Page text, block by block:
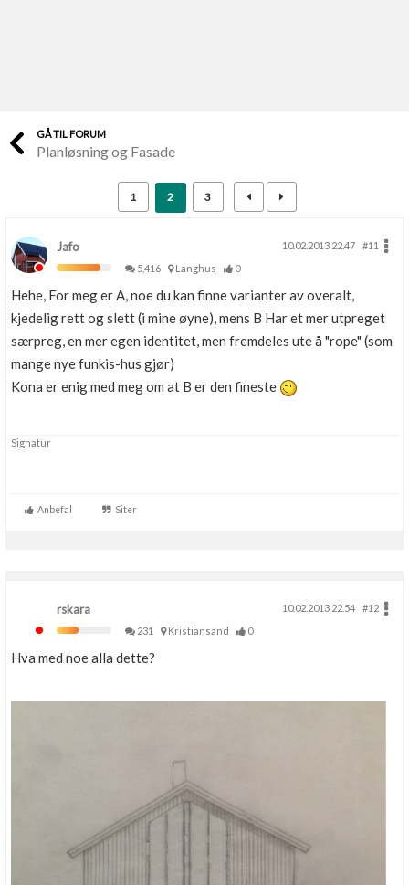
Finn håndverkere
Skaff dokumentasjon som mangler
Kundeservice
Få svar på det du lurer på
Kom i gang med Boligmappa
Se din bolig? Klikk her
Få mer ut av Boligmappa
GÅ TIL FORUM
Planløsning og Fasade
1 2 3
Jafo 10.02.2013 22.47
#11
5,416
Langhus 0
Hehe, For meg er A, noe du kan finne varianter av overalt,
kjedelig rett og slett (i mine øyne), mens B Har et mer utpreget
særpreg, en mer egen identitet, men fremdeles ute å "rope" (som
mange nye funkis-hus gjør)
Kona er enig med meg om at B er den fineste
Signatur
Anbefal Siter
rskara 10.02.2013 22.54
#12
231
Kristiansand 0
Hva med noe alla dette?